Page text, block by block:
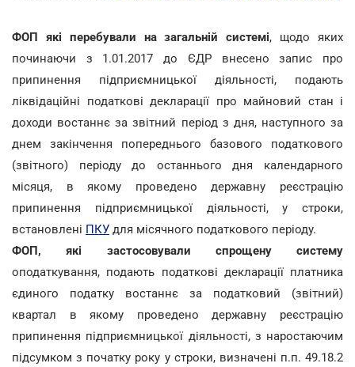
ФОП які перебували на загальній системі, щодо яких
починаючи з 1.01.2017 до ЄДР внесено запис про
припинення підприємницької діяльності, подають
ліквідаційні податкові декларації про майновий стан і
доходи востаннє за звітний період з дня, наступного за
днем закінчення попереднього базового податкового
(звітного) періоду до останнього дня календарного
місяця, в якому проведено державну реєстрацію
припинення підприємницької діяльності, у строки,
встановлені ПКУ для місячного податкового періоду.
ФОП, які застосовували спрощену систему
оподаткування, подають податкові декларації платника
єдиного податку востаннє за податковий (звітний)
квартал в якому проведено державну реєстрацію
припинення підприємницької діяльності, з наростаючим
підсумком з початку року у строки, визначені п.п. 49.18.2